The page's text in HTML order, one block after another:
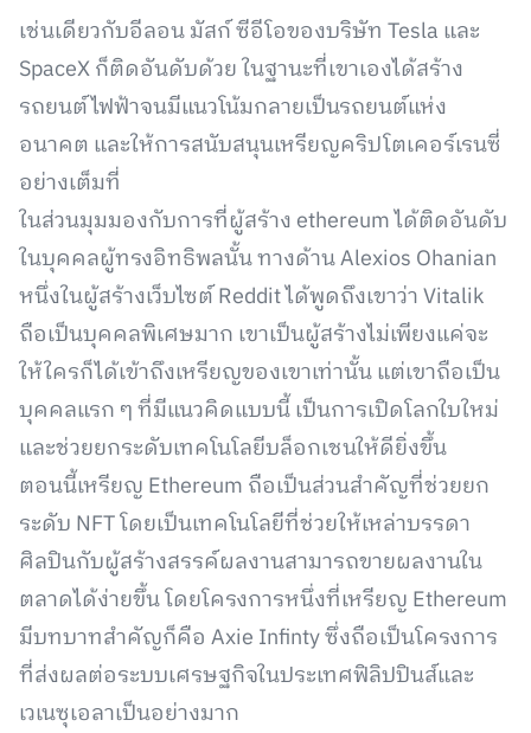
เช่นเดียวกับอีลอน มัสก์ ซีอีโอของบริษัท Tesla และ
SpaceX ก็ติดอันดับด้วย ในฐานะที่เขาเองได้สร้าง
รถยนต์ไฟฟ้าจนมีแนวโน้มกลายเป็นรถยนต์แห่ง
อนาคต และให้การสนับสนุนเหรียญคริปโตเคอร์เรนซี่
อย่างเต็มที่
ในส่วนมุมมองกับการที่ผู้สร้าง ethereum ได้ติดอันดับ
ในบุคคลผู้ทรงอิทธิพลนั้น ทางด้าน Alexios Ohanian
หนึ่งในผู้สร้างเว็บไซต์ Reddit ได้พูดถึงเขาว่า Vitalik
ถือเป็นบุคคลพิเศษมาก เขาเป็นผู้สร้างไม่เพียงแค่จะ
ให้ใครก็ได้เข้าถึงเหรียญของเขาเท่านั้น แต่เขาถือเป็น
บุคคลแรก ๆ ที่มีแนวคิดแบบนี้ เป็นการเปิดโลกใบใหม่
และช่วยยกระดับเทคโนโลยีบล็อกเชนให้ดียิ่งขึ้น
ตอนนี้เหรียญ Ethereum ถือเป็นส่วนสำคัญที่ช่วยยก
ระดับ NFT โดยเป็นเทคโนโลยีที่ช่วยให้เหล่าบรรดา
ศิลปินกับผู้สร้างสรรค์ผลงานสามารถขายผลงานใน
ตลาดได้ง่ายขึ้น โดยโครงการหนึ่งที่เหรียญ Ethereum
มีบทบาทสำคัญก็คือ Axie Infinty ซึ่งถือเป็นโครงการ
ที่ส่งผลต่อระบบเศรษฐกิจในประเทศฟิลิปปินส์และ
เวเนซุเอลาเป็นอย่างมาก